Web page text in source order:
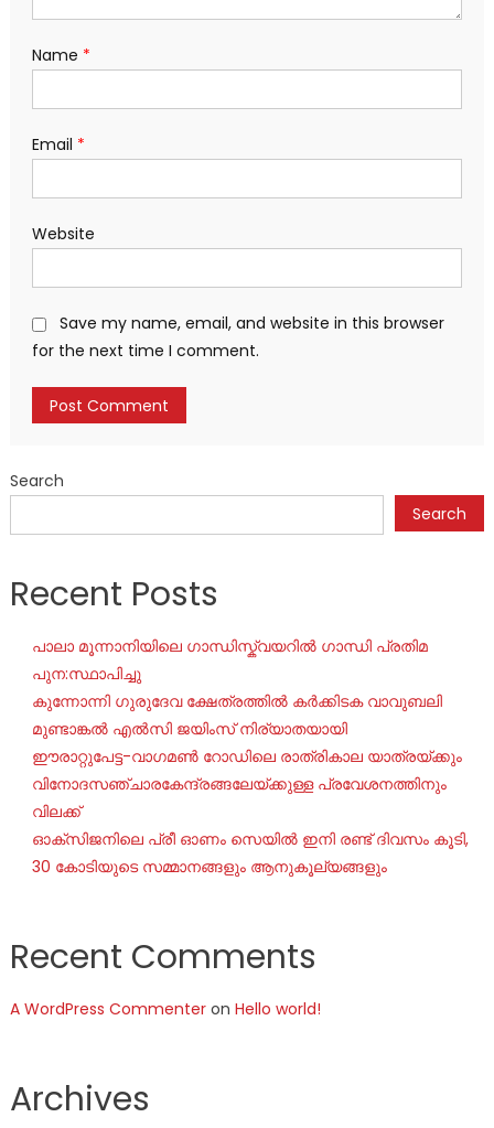
Name *
Email *
Website
Save my name, email, and website in this browser
for the next time I comment.
Search
Search
Recent Posts
പാലാ മൂന്നാനിയിലെ ഗാന്ധിസ്ക്വയറിൽ ഗാന്ധി പ്രതിമ
പുന:സ്ഥാപിച്ചു
കുന്നോന്നി ഗുരുദേവ ക്ഷേത്രത്തിൽ കർക്കിടക വാവുബലി
മുണ്ടാങ്കൽ എൽസി ജയിംസ് നിര്യാതയായി
ഈരാറ്റുപേട്ട-വാഗമൺ റോഡിലെ രാത്രികാല യാത്രയ്ക്കും
വിനോദസഞ്ചാരകേന്ദ്രങ്ങലേയ്ക്കുള്ള പ്രവേശനത്തിനും
വിലക്ക്
ഓക്‌സിജനിലെ പ്രീ ഓണം സെയില്‍ ഇനി രണ്ട് ദിവസം കൂടി,
30 കോടിയുടെ സമ്മാനങ്ങളും ആനുകൂല്യങ്ങളും
Recent Comments
A WordPress Commenteron Hello world!
Archives